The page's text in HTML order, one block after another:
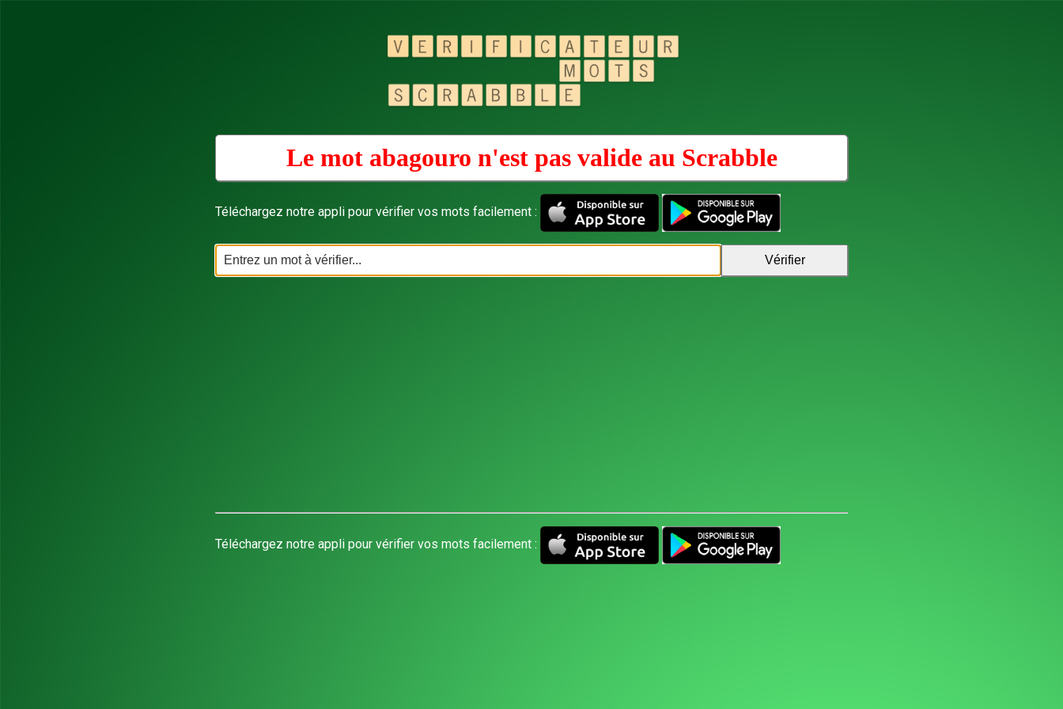
Le mot abagouro n'est pas valide au Scrabble
Téléchargez notre appli pour vérifier vos mots facilement :
Téléchargez notre appli pour vérifier vos mots facilement :